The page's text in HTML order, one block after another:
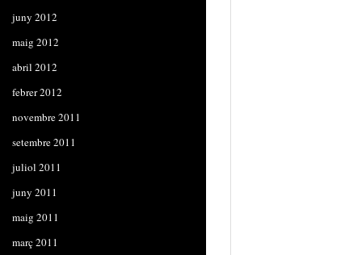
juny 2012
maig 2012
abril 2012
febrer 2012
novembre 2011
setembre 2011
juliol 2011
juny 2011
maig 2011
març 2011